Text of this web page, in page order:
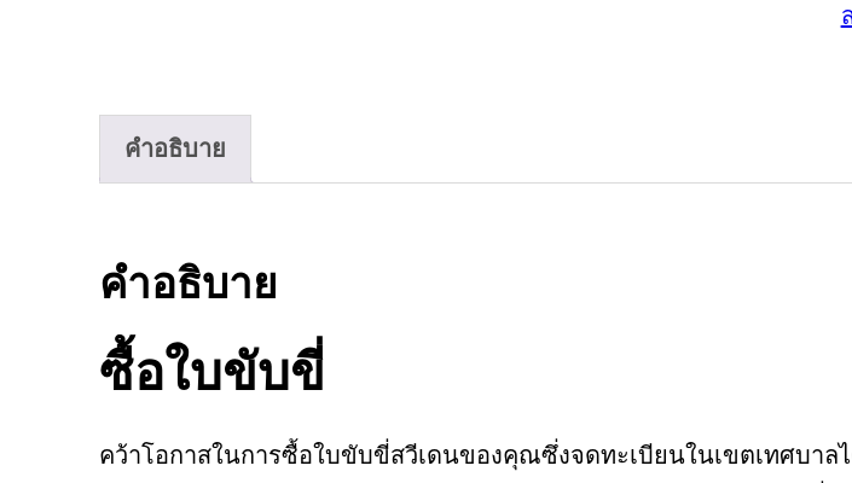
คำอธิบาย
คำอธิบาย
ซื้อใบขับขี่
คว้าโอกาสในการซื้อใบขับขี่สวีเดนของคุณซึ่งจดทะเบียนในเขตเทศบา